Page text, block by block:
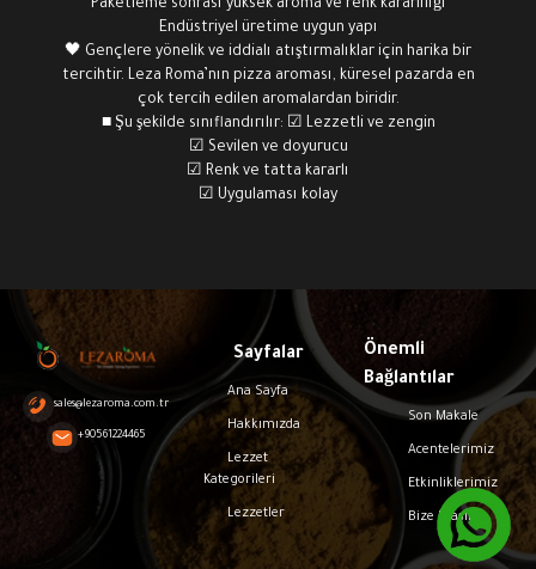
Paketleme sonrası yüksek aroma ve renk kararlılığı
Endüstriyel üretime uygun yapı
🖤 Gençlere yönelik ve iddialı atıştırmalıklar için harika bir
tercihtir. Leza Roma’nın pizza aroması, küresel pazarda en
çok tercih edilen aromalardan biridir.
■ Şu şekilde sınıflandırılır: ☑ Lezzetli ve zengin
☑ Sevilen ve doyurucu
☑ Renk ve tatta kararlı
☑ Uygulaması kolay
sales@lezaroma.com.tr
+90561224465
Sayfalar
Ana Sayfa
Hakkımızda
Lezzet
Kategorileri
Lezzetler
Önemli
Bağlantılar
Son Makale
Acentelerimiz
Etkinliklerimiz
Bize Ulaşın